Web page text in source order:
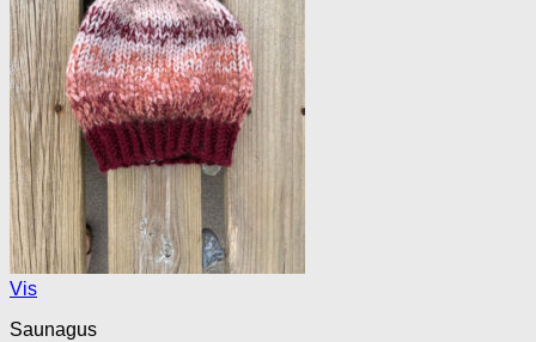
Vis
Saunagus